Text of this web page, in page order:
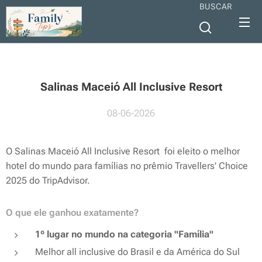
BUSCAR
Salinas Maceió All Inclusive Resort
08-06-2026
O Salinas Maceió All Inclusive Resort foi eleito o melhor
hotel do mundo para famílias no prêmio Travellers' Choice
2025 do TripAdvisor.
O que ele ganhou exatamente?
1º lugar no mundo na categoria "Família"
Melhor all inclusive do Brasil e da América do Sul